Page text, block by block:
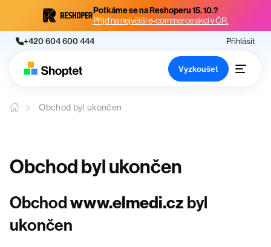
Potkáme se na Reshoperu 15. 10.?
Přijď na největší e-commerce akci v ČR.
+420 604 600 444 Přihlásit
Vyzkoušet
Obchod byl ukončen
Obchod byl ukončen
Obchodwww.elmedi.cz byl
ukončen